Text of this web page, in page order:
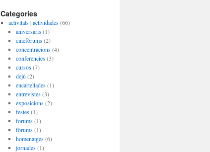
Categories
activitats | actividades(66)
aniversaris(1)
cinefòrums(2)
concentracions(4)
conferencies(3)
cursos(7)
dejú (2)
encartellades(1)
entrevistes(3)
exposicions(2)
festes(1)
forums(1)
fòrums(1)
homenatges(6)
jornades(1)